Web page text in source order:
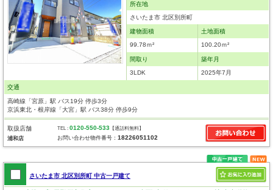
所在地
さいたま市 北区別所町
建物面積
99.78ｍ²
土地面積
100.20ｍ²
間取り
3LDK
築年月
2025年7月
交通
高崎線「宮原」駅 バス19分 停歩3分
京浜東北・根岸線「大宮」駅 バス38分 停歩9分
取扱店舗
浦和店
TEL :0120-550-533 【通話料無料】
お問い合わせ物件番号：18226051102
さいたま市 北区別所町 中古一戸建て